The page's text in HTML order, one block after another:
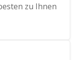
zu Ihnen